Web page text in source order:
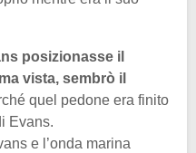
posizionasse il
vista, sembrò il
quel pedone era finito
Evans.
e l’onda marina